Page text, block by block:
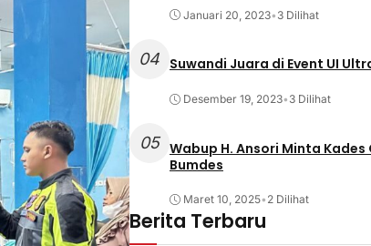
Januari 20, 2023• 3 Dilihat
04 Suwandi Juara di Event UI
Desember 19, 2023• 3 Dilihat
05 Wabup H. Ansori Minta
Bumdes
Maret 10, 2025• 2 Dilihat
Berita Terbaru